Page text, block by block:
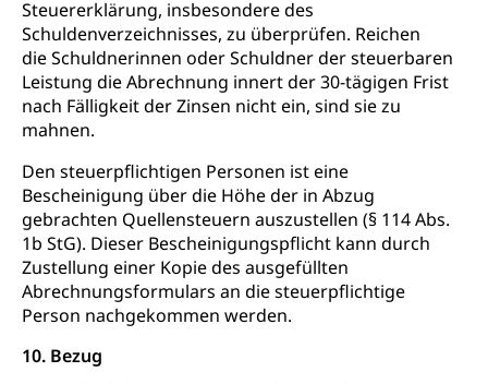
Steuererklärung, insbesondere des
Schuldenverzeichnisses, zu überprüfen. Reichen
die Schuldnerinnen oder Schuldner der steuerbaren
Leistung die Abrechnung innert der 30-tägigen Frist
nach Fälligkeit der Zinsen nicht ein, sind sie zu
mahnen.
Den steuerpflichtigen Personen ist eine
Bescheinigung über die Höhe der in Abzug
gebrachten Quellensteuern auszustellen (§ 114 Abs.
1b StG). Dieser Bescheinigungspflicht kann durch
Zustellung einer Kopie des ausgefüllten
Abrechnungsformulars an die steuerpflichtige
Person nachgekommen werden.
10. Bezug
Grundbuch
Grundbuchplan mit Eigentümerabfrage
(Geoportal)
Luft und Klima
Luftreinhaltung, Luftverschmutzung, Klimaschutz,
Klimaveränderung, Treibhauseffekt
Atmosphäre, Luft, Klima (Geoportal)
Raumplanung
Raumdatenpool
Richtplanung Kanton Luzern (ARE)
Raum und Wirtschaft rawi